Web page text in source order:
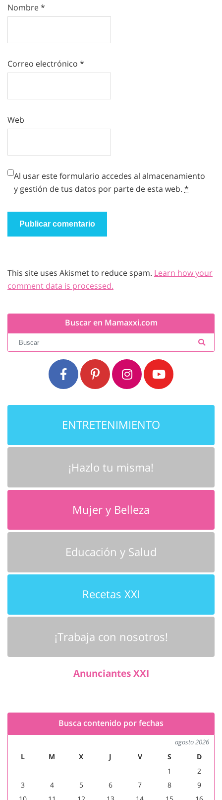
Nombre*
Correo electrónico *
Web
Al usar este formulario accedes al almacenamiento
y gestión de tus datos por parte de esta web. *
This site uses Akismet to reduce spam. Learn how your
comment data is processed.
Buscar en Mamaxxi.com
ENTRETENIMIENTO
¡Hazlo tu misma!
Mujer y Belleza
Educación y Salud
Recetas XXI
¡Trabaja con nosotros!
Anunciantes XXI
Busca contenido por fechas
agosto 2026
L M X J V S
D
1
2
3
4 5 6 7 8
9